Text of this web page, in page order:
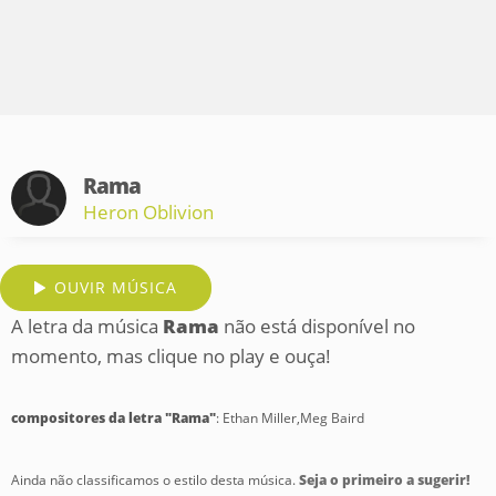
Rama
Heron Oblivion
OUVIR MÚSICA
A letra da música Rama não está disponível no
momento, mas clique no play e ouça!
compositores da letra "Rama": Ethan Miller,Meg Baird
Ainda não classificamos o estilo desta música.Seja o primeiro a sugerir!